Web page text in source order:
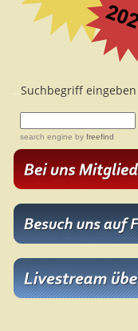
...Suchbegriff eingeben
search engine by freefind